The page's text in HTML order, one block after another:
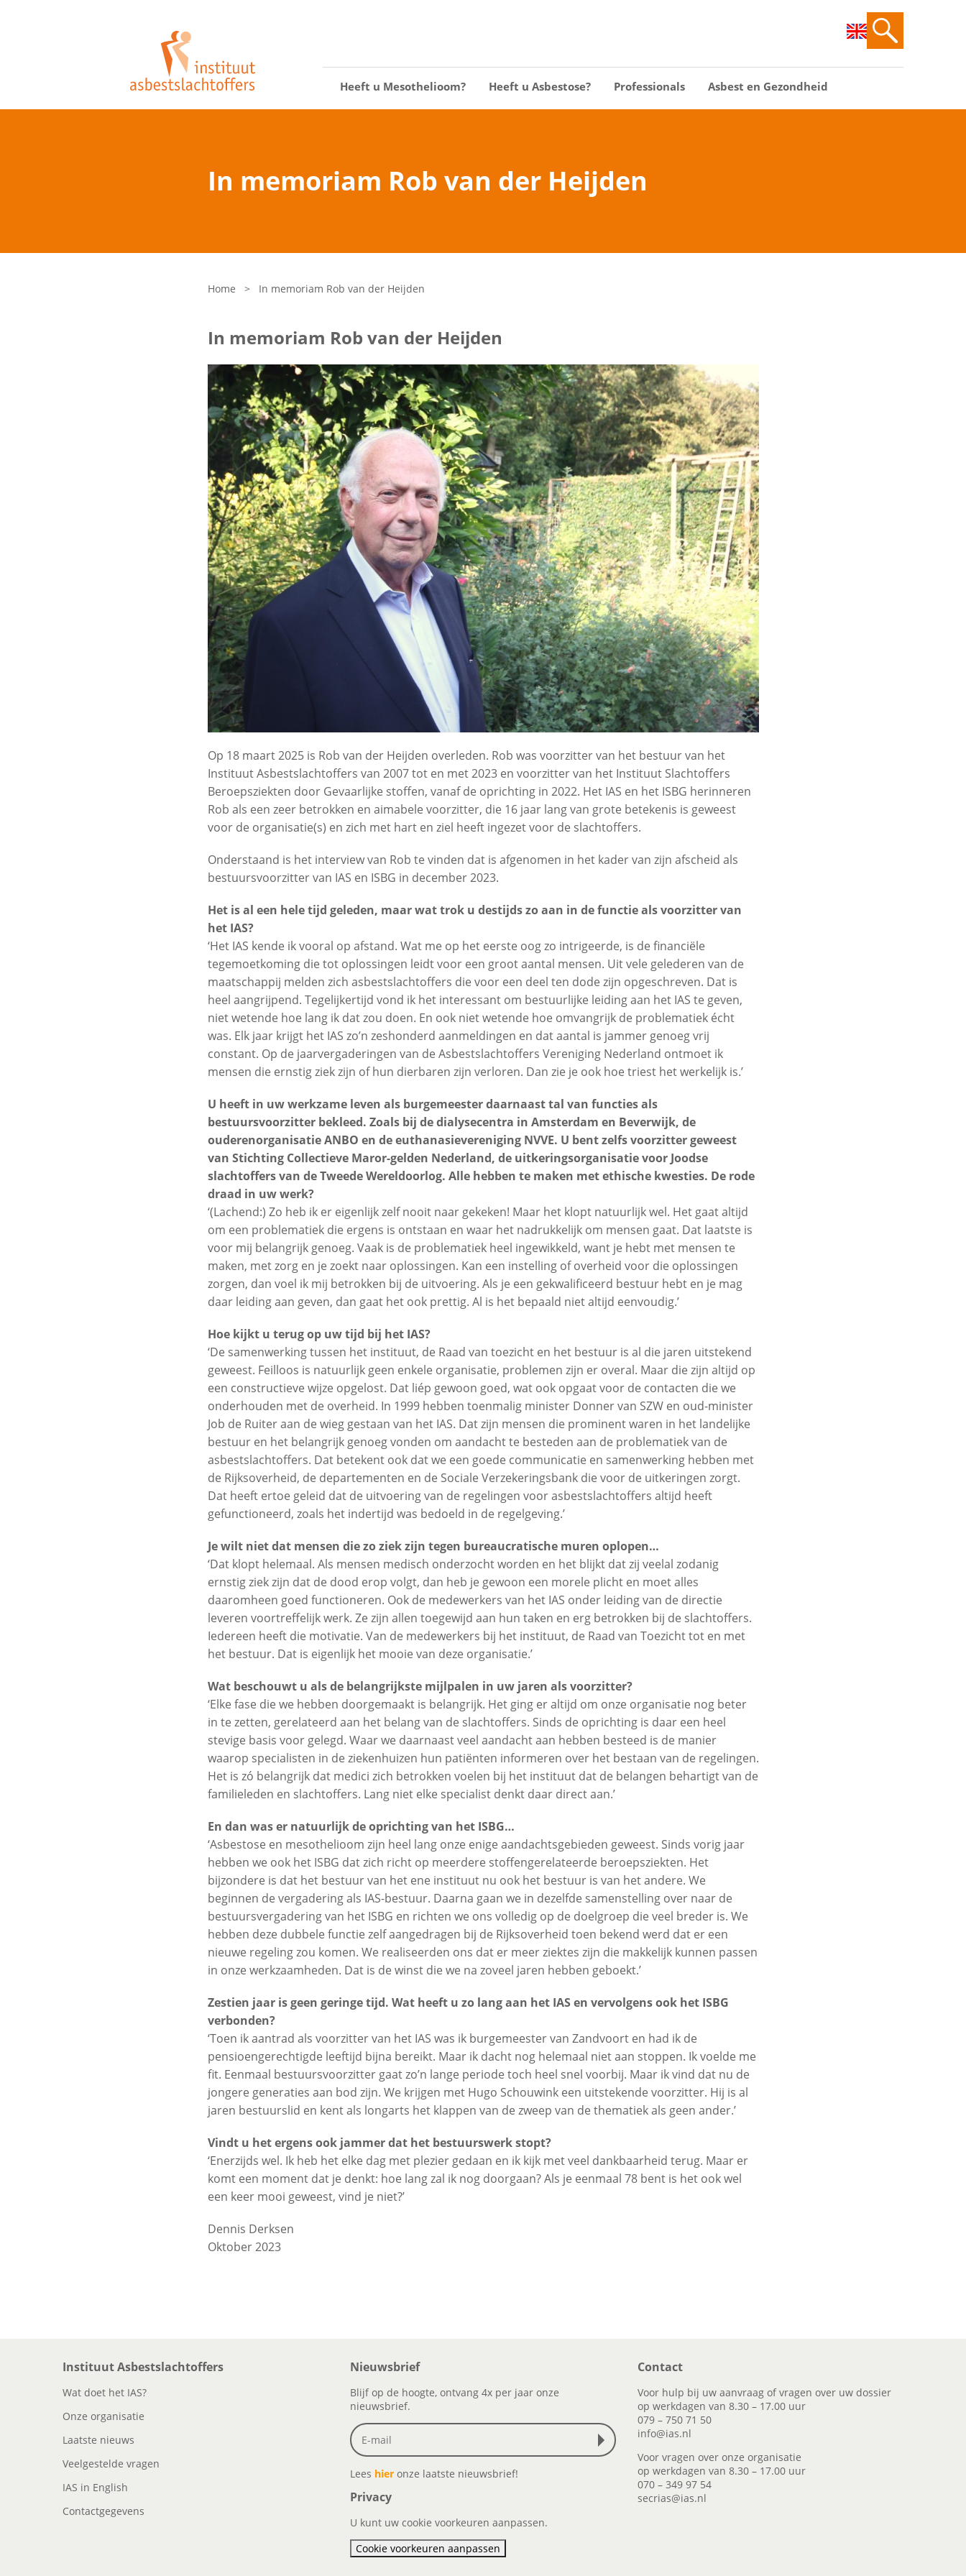
Heeft u Mesothelioom? Heeft u Asbestose? Professionals Asbest en Gezondheid
In memoriam Rob van der Heijden
Home > In memoriam Rob van der Heijden
In memoriam Rob van der Heijden
Op 18 maart 2025 is Rob van der Heijden overleden. Rob was voorzitter van het bestuur van het
Instituut Asbestslachtoffers van 2007 tot en met 2023 en voorzitter van het Instituut Slachtoffers
Beroepsziekten door Gevaarlijke stoffen, vanaf de oprichting in 2022. Het IAS en het ISBG herinneren
Rob als een zeer betrokken en aimabele voorzitter, die 16 jaar lang van grote betekenis is geweest
voor de organisatie(s) en zich met hart en ziel heeft ingezet voor de slachtoffers.
Onderstaand is het interview van Rob te vinden dat is afgenomen in het kader van zijn afscheid als
bestuursvoorzitter van IAS en ISBG in december 2023.
Het is al een hele tijd geleden, maar wat trok u destijds zo aan in de functie als voorzitter van
het IAS?
‘Het IAS kende ik vooral op afstand. Wat me op het eerste oog zo intrigeerde, is de financiële
tegemoetkoming die tot oplossingen leidt voor een groot aantal mensen. Uit vele gelederen van de
maatschappij melden zich asbestslachtoffers die voor een deel ten dode zijn opgeschreven. Dat is
heel aangrijpend. Tegelijkertijd vond ik het interessant om bestuurlijke leiding aan het IAS te geven,
niet wetende hoe lang ik dat zou doen. En ook niet wetende hoe omvangrijk de problematiek écht
was. Elk jaar krijgt het IAS zo’n zeshonderd aanmeldingen en dat aantal is jammer genoeg vrij
constant. Op de jaarvergaderingen van de Asbestslachtoffers Vereniging Nederland ontmoet ik
mensen die ernstig ziek zijn of hun dierbaren zijn verloren. Dan zie je ook hoe triest het werkelijk is.’
U heeft in uw werkzame leven als burgemeester daarnaast tal van functies als
bestuursvoorzitter bekleed. Zoals bij de dialysecentra in Amsterdam en Beverwijk, de
ouderenorganisatie ANBO en de euthanasievereniging NVVE. U bent zelfs voorzitter geweest
van Stichting Collectieve Maror-gelden Nederland, de uitkeringsorganisatie voor Joodse
slachtoffers van de Tweede Wereldoorlog. Alle hebben te maken met ethische kwesties. De rode
draad in uw werk?
‘(Lachend:) Zo heb ik er eigenlijk zelf nooit naar gekeken! Maar het klopt natuurlijk wel. Het gaat altijd
om een problematiek die ergens is ontstaan en waar het nadrukkelijk om mensen gaat. Dat laatste is
voor mij belangrijk genoeg. Vaak is de problematiek heel ingewikkeld, want je hebt met mensen te
maken, met zorg en je zoekt naar oplossingen. Kan een instelling of overheid voor die oplossingen
zorgen, dan voel ik mij betrokken bij de uitvoering. Als je een gekwalificeerd bestuur hebt en je mag
daar leiding aan geven, dan gaat het ook prettig. Al is het bepaald niet altijd eenvoudig.’
Hoe kijkt u terug op uw tijd bij het IAS?
‘De samenwerking tussen het instituut, de Raad van toezicht en het bestuur is al die jaren uitstekend
geweest. Feilloos is natuurlijk geen enkele organisatie, problemen zijn er overal. Maar die zijn altijd op
een constructieve wijze opgelost. Dat liép gewoon goed, wat ook opgaat voor de contacten die we
onderhouden met de overheid. In 1999 hebben toenmalig minister Donner van SZW en oud-minister
Job de Ruiter aan de wieg gestaan van het IAS. Dat zijn mensen die prominent waren in het landelijke
bestuur en het belangrijk genoeg vonden om aandacht te besteden aan de problematiek van de
asbestslachtoffers. Dat betekent ook dat we een goede communicatie en samenwerking hebben met
de Rijksoverheid, de departementen en de Sociale Verzekeringsbank die voor de uitkeringen zorgt.
Dat heeft ertoe geleid dat de uitvoering van de regelingen voor asbestslachtoffers altijd heeft
gefunctioneerd, zoals het indertijd was bedoeld in de regelgeving.’
Je wilt niet dat mensen die zo ziek zijn tegen bureaucratische muren oplopen…
‘Dat klopt helemaal. Als mensen medisch onderzocht worden en het blijkt dat zij veelal zodanig
ernstig ziek zijn dat de dood erop volgt, dan heb je gewoon een morele plicht en moet alles
daaromheen goed functioneren. Ook de medewerkers van het IAS onder leiding van de directie
leveren voortreffelijk werk. Ze zijn allen toegewijd aan hun taken en erg betrokken bij de slachtoffers.
Iedereen heeft die motivatie. Van de medewerkers bij het instituut, de Raad van Toezicht tot en met
het bestuur. Dat is eigenlijk het mooie van deze organisatie.’
Wat beschouwt u als de belangrijkste mijlpalen in uw jaren als voorzitter?
‘Elke fase die we hebben doorgemaakt is belangrijk. Het ging er altijd om onze organisatie nog beter
in te zetten, gerelateerd aan het belang van de slachtoffers. Sinds de oprichting is daar een heel
stevige basis voor gelegd. Waar we daarnaast veel aandacht aan hebben besteed is de manier
waarop specialisten in de ziekenhuizen hun patiënten informeren over het bestaan van de regelingen.
Het is zó belangrijk dat medici zich betrokken voelen bij het instituut dat de belangen behartigt van de
familieleden en slachtoffers. Lang niet elke specialist denkt daar direct aan.’
En dan was er natuurlijk de oprichting van het ISBG…
‘Asbestose en mesothelioom zijn heel lang onze enige aandachtsgebieden geweest. Sinds vorig jaar
hebben we ook het ISBG dat zich richt op meerdere stoffengerelateerde beroepsziekten. Het
bijzondere is dat het bestuur van het ene instituut nu ook het bestuur is van het andere. We
beginnen de vergadering als IAS-bestuur. Daarna gaan we in dezelfde samenstelling over naar de
bestuursvergadering van het ISBG en richten we ons volledig op de doelgroep die veel breder is. We
hebben deze dubbele functie zelf aangedragen bij de Rijksoverheid toen bekend werd dat er een
nieuwe regeling zou komen. We realiseerden ons dat er meer ziektes zijn die makkelijk kunnen passen
in onze werkzaamheden. Dat is de winst die we na zoveel jaren hebben geboekt.’
Zestien jaar is geen geringe tijd. Wat heeft u zo lang aan het IAS en vervolgens ook het ISBG
verbonden?
‘Toen ik aantrad als voorzitter van het IAS was ik burgemeester van Zandvoort en had ik de
pensioengerechtigde leeftijd bijna bereikt. Maar ik dacht nog helemaal niet aan stoppen. Ik voelde me
fit. Eenmaal bestuursvoorzitter gaat zo’n lange periode toch heel snel voorbij. Maar ik vind dat nu de
jongere generaties aan bod zijn. We krijgen met Hugo Schouwink een uitstekende voorzitter. Hij is al
jaren bestuurslid en kent als longarts het klappen van de zweep van de thematiek als geen ander.’
Vindt u het ergens ook jammer dat het bestuurswerk stopt?
‘Enerzijds wel. Ik heb het elke dag met plezier gedaan en ik kijk met veel dankbaarheid terug. Maar er
komt een moment dat je denkt: hoe lang zal ik nog doorgaan? Als je eenmaal 78 bent is het ook wel
een keer mooi geweest, vind je niet?’
Dennis Derksen
Oktober 2023
Instituut Asbestslachtoffers
Wat doet het IAS?
Onze organisatie
Laatste nieuws
Veelgestelde vragen
IAS in English
Contactgegevens
Nieuwsbrief
Blijf op de hoogte, ontvang 4x per jaar onze
nieuwsbrief.
Lees hier onze laatste nieuwsbrief!
Privacy
U kunt uw cookie voorkeuren aanpassen.
Cookie voorkeuren aanpassen
Contact
Voor hulp bij uw aanvraag of vragen over uw dossier
op werkdagen van 8.30 – 17.00 uur
079 – 750 71 50
info@ias.nl
Voor vragen over onze organisatie
op werkdagen van 8.30 – 17.00 uur
070 – 349 97 54
secrias@ias.nl